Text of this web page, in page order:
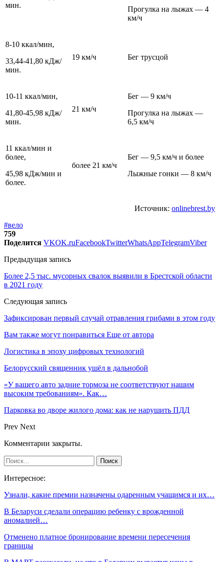
мин.
Прогулка на лыжах — 4
км/ч
8-10 ккал/мин,
33,44-41,80 кДж/
мин.
19 км/ч Бег трусцой
10-11 ккал/мин,
41,80-45,98 кДж/
мин.
21 км/ч
Бег — 9 км/ч
Прогулка на лыжах —
6,5 км/ч
11 ккал/мин и
более,
45,98 кДж/мин и
более.
более 21 км/ч
Бег — 9,5 км/ч и более
Лыжные гонки — 8 км/ч
Источник: onlinebrest.by
#вело
759
Поделится VKOK.ruFacebookTwitterWhatsAppTelegramViber
Предыдущая запись
Более 2,5 тыс. мусорных свалок выявили в Брестской области
в 2021 году
Следующая запись
Зафиксирован первый случай отравления грибами в этом году
Вам также могут понравиться Еще от автора
Логистика в эпоху цифровых технологий
Белорусский священник ушёл в дальнобой
«У вашего авто задние тормоза не соответствуют нашим
высоким требованиям». Как…
Парковка во дворе жилого дома: как не нарушить ПДД
Prev Next
Комментарии закрыты.
Интересное:
Узнали, какие премии назначены одаренным учащимся и их…
В Беларуси сделали операцию ребенку с врожденной
аномалией…
Отменено платное бронирование времени пересечения
границы